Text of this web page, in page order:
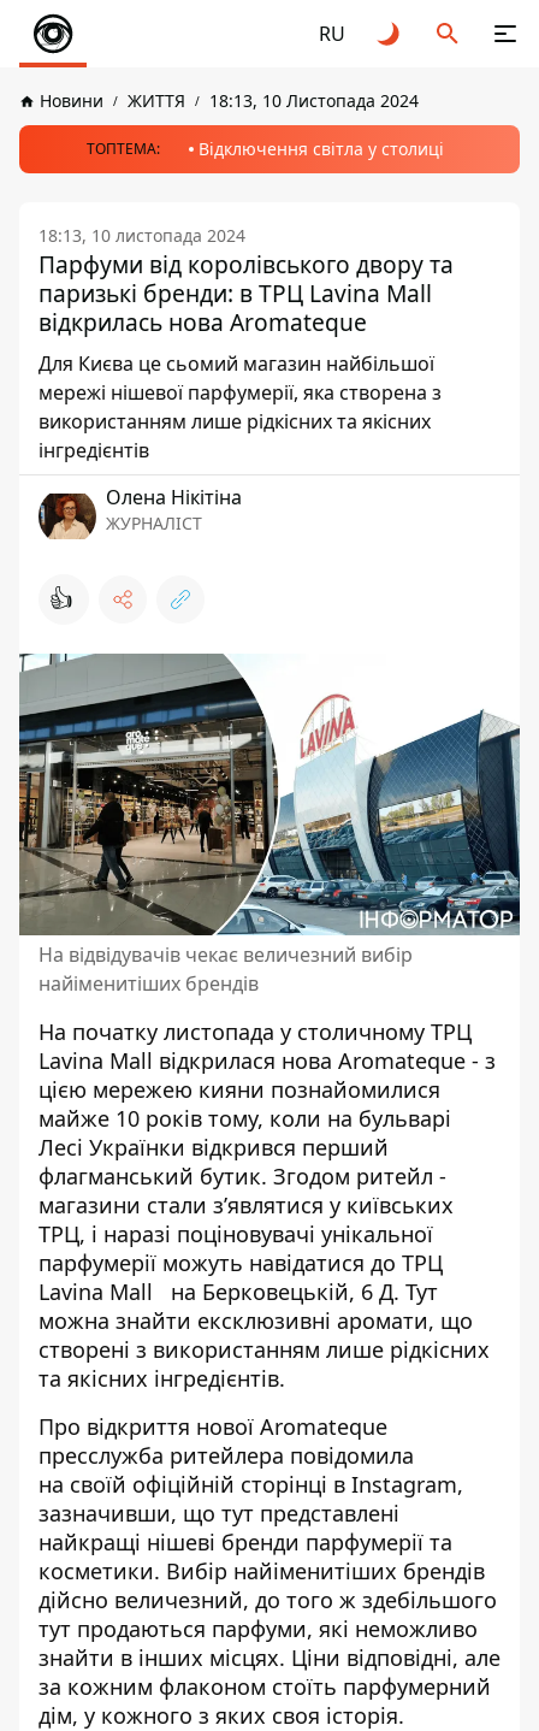
RU
Новини ЖИТТЯ 18:13, 10 Листопада 2024
ТОПТЕМА: Відключення світла у столиці
18:13, 10 листопада 2024
Парфуми від королівського двору та
паризькі бренди: в ТРЦ Lavina Mall
відкрилась нова Aromateque
Для Києва це сьомий магазин найбільшої
мережі нішевої парфумерії, яка створена з
використанням лише рідкісних та якісних
інгредієнтів
Олена Нікітіна
ЖУРНАЛІСТ
👍
На відвідувачів чекає величезний вибір
найіменитіших брендів
На початку листопада у столичному ТРЦ
Lavina Mall відкрилася нова Aromateque - з
цією мережею кияни познайомилися
майже 10 років тому, коли на бульварі
Лесі Українки відкрився перший
флагманський бутик. Згодом ритейл -
магазини стали з’являтися у київських
ТРЦ, і наразі поціновувачі унікальної
парфумерії можуть навідатися до ТРЦ
Lavina Mall
на Берковецькій, 6 Д. Тут
можна знайти ексклюзивні аромати, що
створені з використанням лише рідкісних
та якісних інгредієнтів.
Про відкриття нової Aromateque
пресслужба ритейлера повідомила
на своїй офіційній сторінці в Instagram,
зазначивши, що тут представлені
найкращі нішеві бренди парфумерії та
косметики. Вибір найіменитіших брендів
дійсно величезний, до того ж здебільшого
тут продаються парфуми, які неможливо
знайти в інших місцях. Ціни відповідні, але
за кожним флаконом стоїть парфумерний
дім, у кожного з яких своя історія.